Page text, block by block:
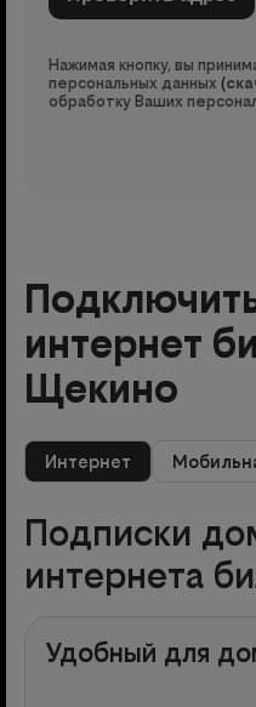
Нажимая кнопку, вы
персональных данных (
обработку Ваших
интернет
Щекино
Интернет
Подписки
интернета
Удобный для